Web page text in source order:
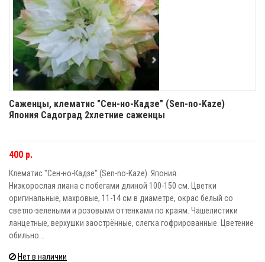
Саженцы, клематис "Сен-но-Кадзе" (Sen-no-Kaze)
Япония Садоград 2хлетние саженцы
400 р.
Клематис "Сен-но-Кадзе" (Sen-no-Kaze). Япония.
Низкорослая лиана с побегами длиной 100-150 см. Цветки
оригинальные, махровые, 11-14 см в диаметре, окрас белый со
светло-зелеными и розовыми оттенками по краям. Чашелистики
ланцетные, верхушки заострённые, слегка гофрированные. Цветение
обильно...
Нет в наличии